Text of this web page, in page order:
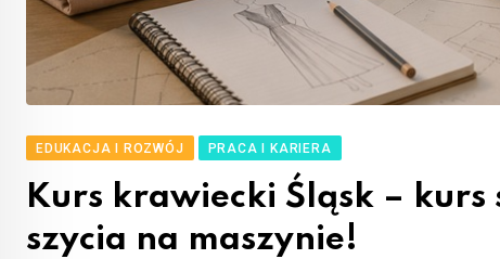
EDUKACJA I ROZWÓJ PRACA I KARIERA
Kurs krawiecki Śląsk – kurs
szycia na maszynie!